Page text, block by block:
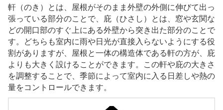
軒（のき）とは、屋根がそのまま外壁の外側に伸びて出っ
張っている部分のことで、庇（ひさし）とは、窓や玄関な
どの開口部のすぐ上にある外壁から突き出た部分のことで
す。どちらも室内に雨や日光が直接入らないようにする役
割がありますが、屋根と一体の構造体である軒の方が、庇
よりも大きく設けることができます。この軒や庇の大きさ
を調整することで、季節によって室内に入る日差しや熱の
量をコントロールできます。